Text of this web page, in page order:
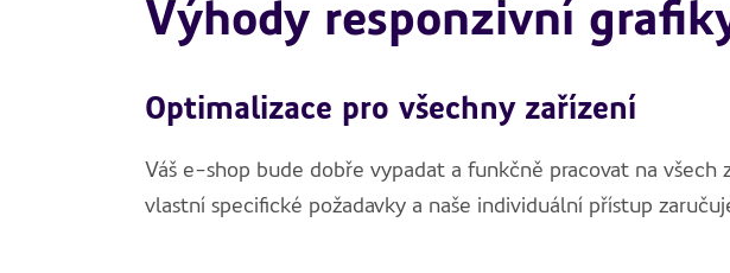
Výhody responzivní
Optimalizace pro všechny zařízení
Váš e-shop bude dobře vypadat a funkčně pracovat na
vlastní specifické požadavky a naše individuální přístup